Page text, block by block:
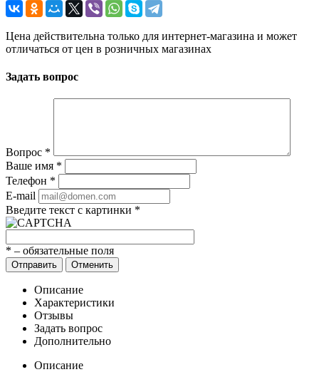
Цена действительна только для интернет-магазина и может
отличаться от цен в розничных магазинах
Задать вопрос
Вопрос *
Ваше имя *
Телефон *
E-mail
Введите текст с картинки *
* – обязательные поля
Отправить Отменить
Описание
Характеристики
Отзывы
Задать вопрос
Дополнительно
Описание